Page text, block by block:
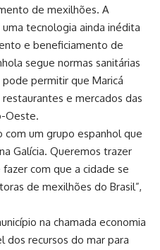
de mexilhões. A
tecnologia ainda inédita
e beneficiamento de
segue normas sanitárias
pode permitir que Maricá
e mercados das
Oeste.
com um grupo espanhol que
Galícia. Queremos trazer
com que a cidade se
de mexilhões do Brasil”,
na chamada economia
dos recursos do mar para